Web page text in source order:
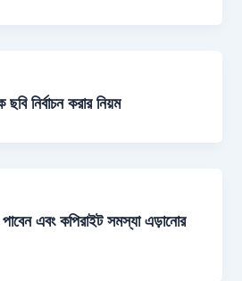
নির্বাচন করার নিয়ম
এবং কপিরাইট সমস্যা এড়ানোর